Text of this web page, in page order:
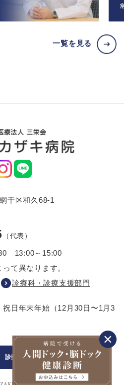
一覧を見る
干区和久68-1
（代表）
13:00～15:00
て異なります。
診療科・診療支援部門
祝日年末年始（12月30日〜1月3
診察待ち案内